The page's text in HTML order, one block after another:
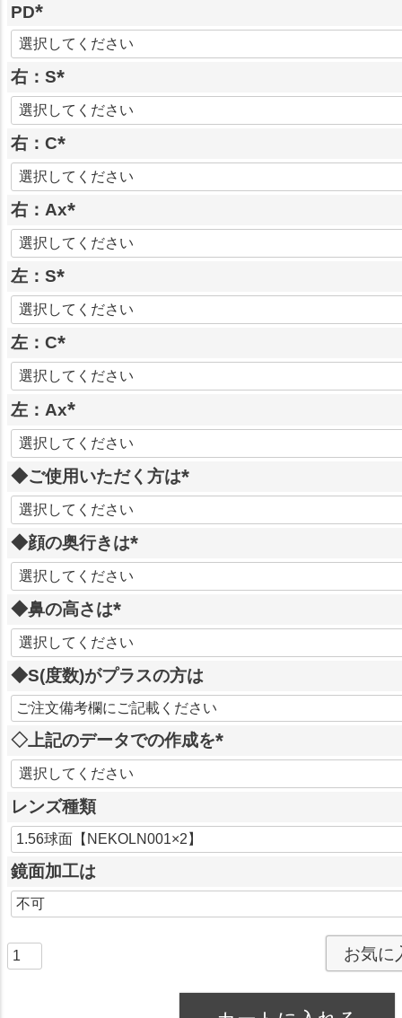
)
PD
(
必
須
)
右：S
(
必
須
)
右：C
(
必
須
)
右：Ax
(
必
)
左：S
(
必
須
)
左：C
(
必
須
)
左：Ax
(
必
須
)
◆ご使用いただく方は
(
必
)
◆顔の奥行きは
(
必
)
◆鼻の高さは
(
必
須
)
◆S(度数)がプラスの方は
◇上記のデータでの作成を
(
必
)
レンズ種類
鏡面加工は
お気に